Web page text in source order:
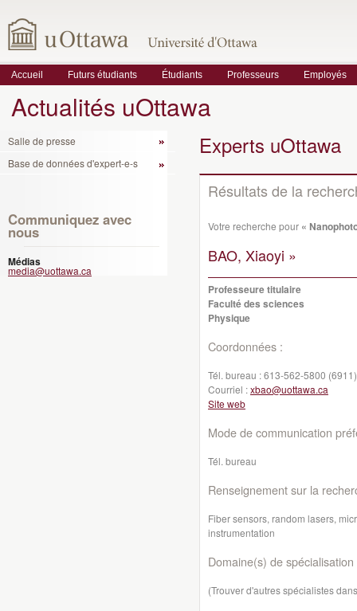
Accueil Futurs étudiants Étudiants Professeurs Employés
Actualités uOttawa
Salle de presse
Base de données d'expert-e-s
Communiquez avec
nous
Médias
media@uottawa.ca
Experts uOttawa
Résultats de la
Votre recherche pour «
BAO, Xiaoyi »
Professeure titulaire
Faculté des sciences
Physique
Coordonnées :
Tél. bureau :613-562-5800 (6911)
Courriel :xbao@uottawa.ca
Site web
Mode de communication
Tél. bureau
Renseignement sur la
Fiber sensors, random lasers,
instrumentation
Domaine(s) de spécialisation
(Trouver d'autres spécialistes